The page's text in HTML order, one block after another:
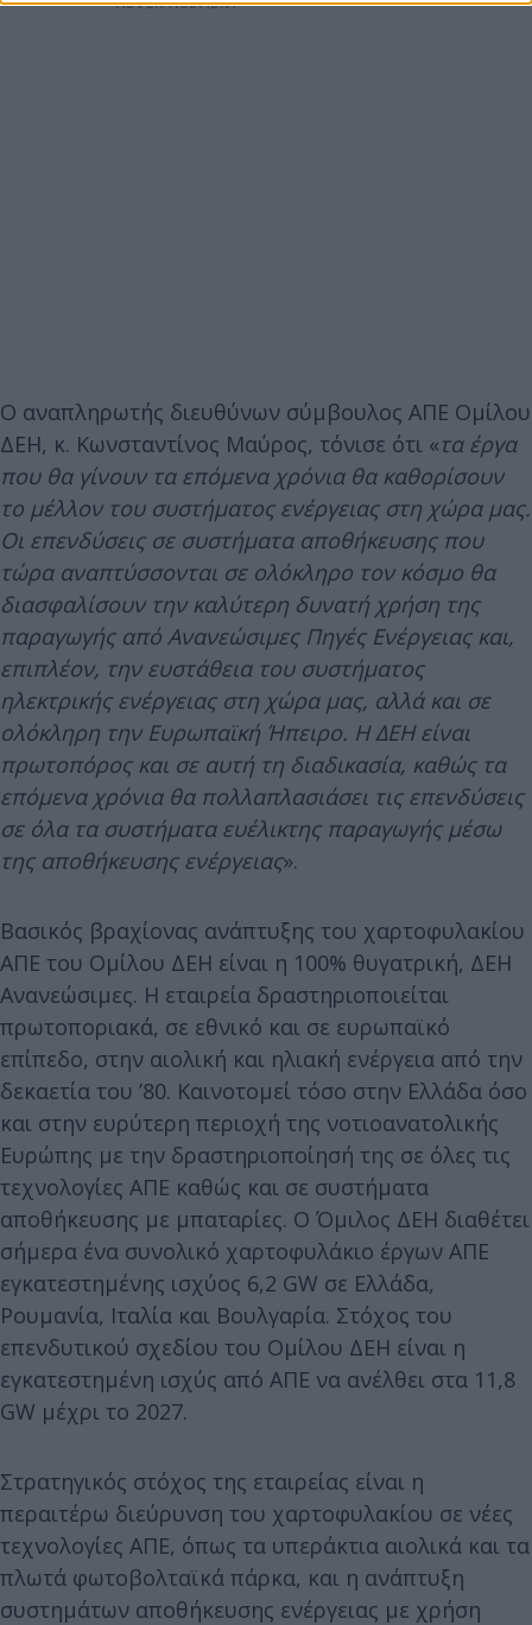
Ο αναπληρωτής διευθύνων σύμβουλος ΑΠΕ Ομίλου
ΔΕΗ, κ. Κωνσταντίνος Μαύρος, τόνισε ότι «τα έργα
που θα γίνουν τα επόμενα χρόνια θα καθορίσουν
το μέλλον του συστήματος ενέργειας στη χώρα μας.
Οι επενδύσεις σε συστήματα αποθήκευσηςπου
τώρα αναπτύσσονται σε ολόκληρο τον κόσμο θα
διασφαλίσουν την καλύτερη δυνατή χρήση της
παραγωγής από Ανανεώσιμες Πηγές Ενέργειας και,
επιπλέον, την ευστάθεια του συστήματος
ηλεκτρικής ενέργειας στη χώρα μας, αλλά και σε
ολόκληρη την Ευρωπαϊκή Ήπειρο. Η ΔΕΗ είναι
πρωτοπόρος και σε αυτή τη διαδικασία, καθώς τα
επόμενα χρόνια θαπολλαπλασιάσει τις επενδύσεις
σε όλα τα συστήματα ευέλικτηςπαραγωγής μέσω
της αποθήκευσης ενέργειας».
Βασικός βραχίονας ανάπτυξης του χαρτοφυλακίου
ΑΠΕ του Ομίλου ΔΕΗ είναι η 100% θυγατρική, ΔΕΗ
Ανανεώσιμες. Η εταιρεία δραστηριοποιείται
πρωτοποριακά, σε εθνικό και σε ευρωπαϊκό
επίπεδο, στην αιολική και ηλιακή ενέργεια από την
δεκαετία του ’80. Καινοτομεί τόσο στην Ελλάδα όσο
και στην ευρύτερη περιοχή της νοτιοανατολικής
Ευρώπης με την δραστηριοποίησή της σε όλες τις
τεχνολογίες ΑΠΕ καθώς και σε συστήματα
αποθήκευσης με μπαταρίες. O Όμιλος ΔΕΗ διαθέτει
σήμερα ένα συνολικό χαρτοφυλάκιο έργων ΑΠΕ
εγκατεστημένης ισχύος 6,2 GW σε Ελλάδα,
Ρουμανία, Ιταλία και Βουλγαρία. Στόχος του
επενδυτικού σχεδίου του Ομίλου ΔΕΗ είναι η
εγκατεστημένη ισχύς από ΑΠΕ να ανέλθει στα 11,8
GW μέχρι το 2027.
Στρατηγικός στόχος της εταιρείας είναι η
περαιτέρω διεύρυνση του χαρτοφυλακίου σε νέες
τεχνολογίες ΑΠΕ, όπως τα υπεράκτια αιολικά και τα
πλωτά φωτοβολταϊκά πάρκα, και η ανάπτυξη
συστημάτων αποθήκευσης ενέργειας με χρήση